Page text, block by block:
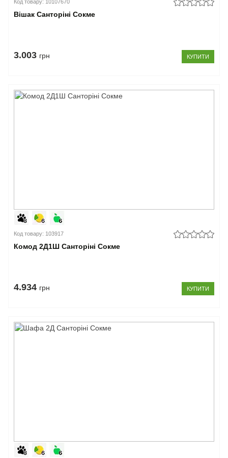
Код товару: 10107670
Вішак Санторіні Сокме
3.003 грн КУПИТИ
Код товару: 103917
Комод 2Д1Ш Санторіні Сокме
4.934 грн КУПИТИ